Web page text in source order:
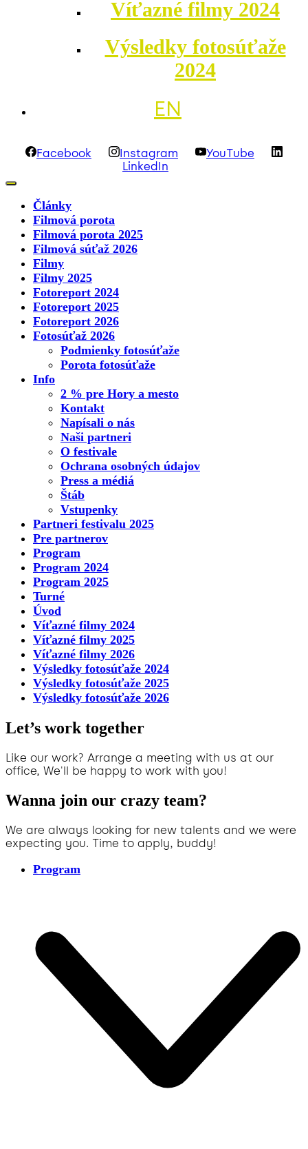
Víťazné filmy 2024
Výsledky fotosúťaže
2024
EN
Facebook Instagram
YouTube
LinkedIn
Články
Filmová porota
Filmová porota 2025
Filmová súťaž 2026
Filmy
Filmy 2025
Fotoreport 2024
Fotoreport 2025
Fotoreport 2026
Fotosúťaž 2026
Podmienky fotosúťaže
Porota fotosúťaže
Info
2 % pre Hory a mesto
Kontakt
Napísali o nás
Naši partneri
O festivale
Ochrana osobných údajov
Press a médiá
Štáb
Vstupenky
Partneri festivalu 2025
Pre partnerov
Program
Program 2024
Program 2025
Turné
Úvod
Víťazné filmy 2024
Víťazné filmy 2025
Víťazné filmy 2026
Výsledky fotosúťaže 2024
Výsledky fotosúťaže 2025
Výsledky fotosúťaže 2026
Let’s work together
Like our work? Arrange a meeting with us at our
office, We'll be happy to work with you!
Wanna join our crazy team?
We are always looking for new talents and we were
expecting you. Time to apply, buddy!
Program